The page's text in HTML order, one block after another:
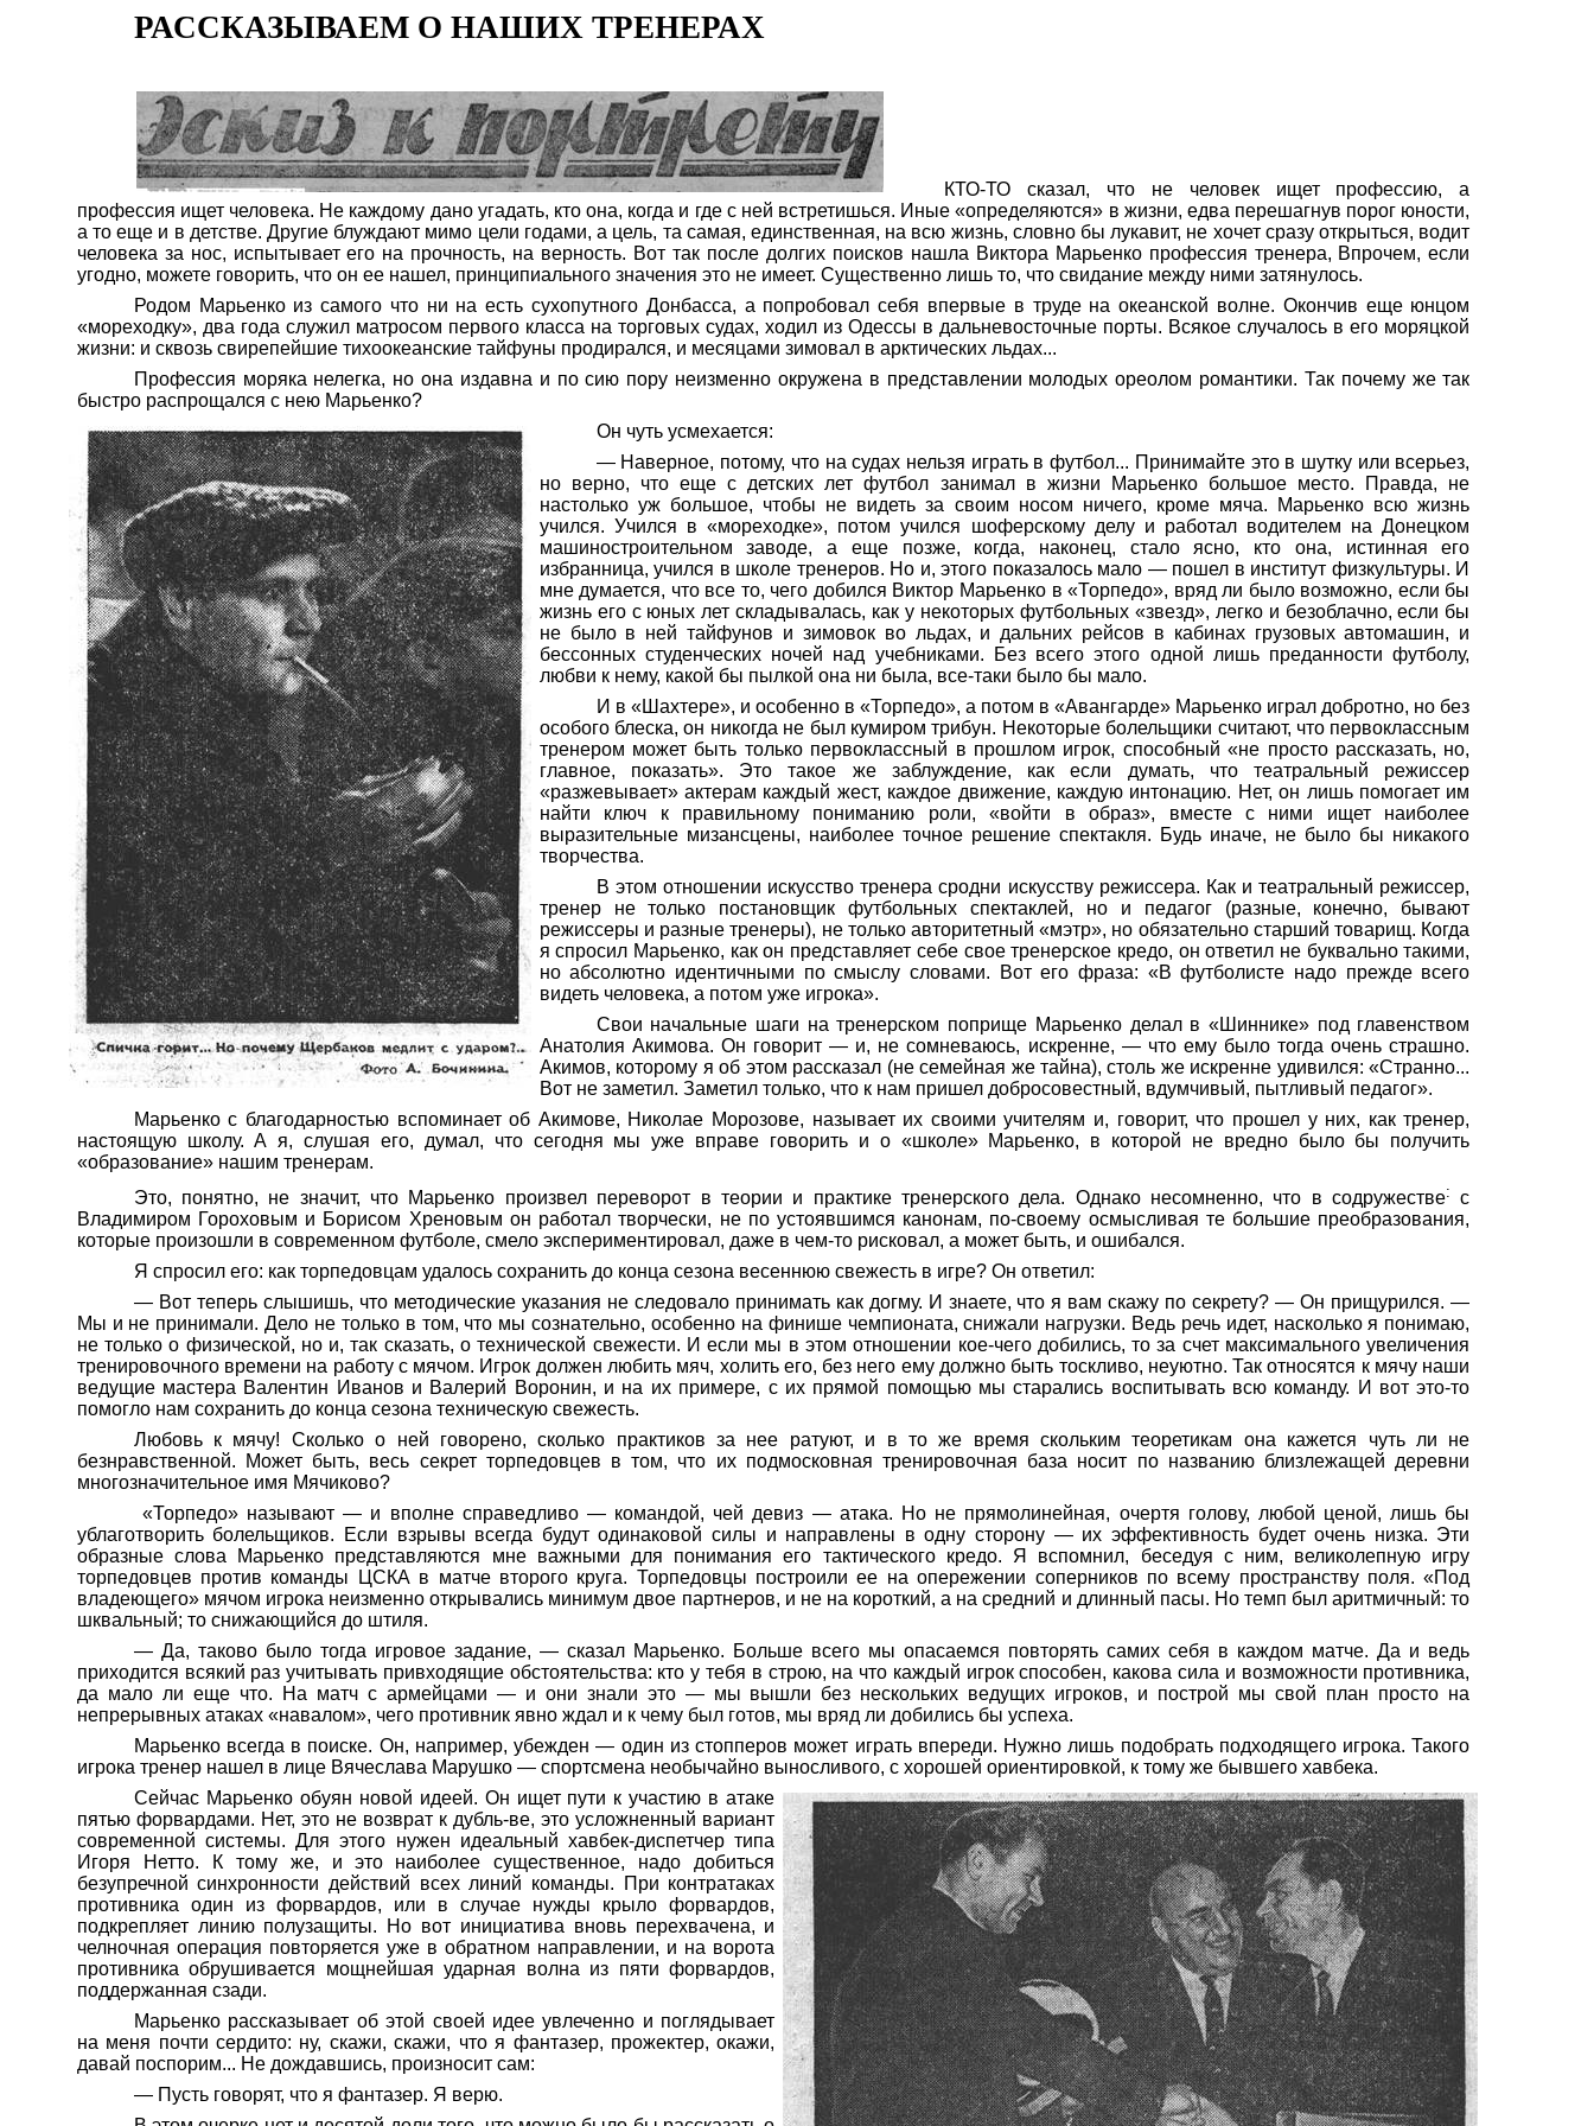
РАССКАЗЫВАЕМ О НАШИХ ТРЕНЕРАХ
КТО-ТО сказал, что не человек ищет профессию, а
профессия ищет человека. Не каждому дано угадать, кто она, когда и где с ней встретишься. Иные «определяются» в жизни, едва перешагнув порог юности,
а то еще и в детстве. Другие блуждают мимо цели годами, а цель, та самая, единственная, на всю жизнь, словно бы лукавит, не хочет сразу открыться, водит
человека за нос, испытывает его на прочность, на верность. Вот так после долгих поисков нашла Виктора Марьенкопрофессия тренера, Впрочем, если
угодно, можете говорить, что он ее нашел, принципиального значения это не имеет. Существенно лишь то, что свидание между ними затянулось.
Родом Марьенко изсамого что ни на есть сухопутного Донбасса, а попробовал себя впервые в труде на океанской волне. Окончив еще юнцом
«мореходку», два года служил матросом первого класса на торговых судах, ходил из Одессы в дальневосточные порты. Всякое случалось в его моряцкой
жизни: и сквозь свирепейшие тихоокеанские тайфуны продирался, и месяцами зимовал в арктических льдах...
Профессия моряка нелегка, но она издавна и по сию пору неизменно окружена в представлении молодых ореолом романтики. Так почему же так
быстро распрощался с нею Марьенко?
Он чуть усмехается:
— Наверное, потому, что на судах нельзя играть в футбол... Принимайте это в шутку или всерьез,
но верно, что еще с детских лет футбол занимал в жизни
Марьенкобольшое место. Правда, не
настолько уж большое, чтобы не видеть за своим носом ничего, кроме мяча.
Марьенко всю жизнь
учился. Учился в «мореходке», потом учился шоферскому делу и работал водителем на Донецком
машиностроительном заводе, а еще позже, когда, наконец, стало ясно, кто она, истинная его
избранница, учился в школе тренеров. Но и, этого показалось мало — пошел в институт физкультуры. И
мне думается, что все то, чего добился Виктор Марьенко в «Торпедо», вряд ли было возможно, если бы
жизнь его с юных лет складывалась, как у некоторых футбольных «звезд», легко и безоблачно, если бы
не было в ней тайфунов и зимовок во льдах, и дальних рейсов в кабинах грузовых автомашин, и
бессонных студенческих ночей над учебниками. Без всего этого одной лишь преданности футболу,
любви к нему, какой бы пылкой она ни была, все-таки было бы мало.
И в «Шахтере», и особенно в «Торпедо», а потом в «Авангарде» Марьенко играл добротно, но без
особого блеска, он никогда не был кумиром трибун. Некоторые болельщики считают, что первоклассным
тренером может быть только первоклассный в прошлом игрок, способный «не просто рассказать, но,
главное, показать». Это такое же заблуждение, как если думать, что театральный режиссер
«разжевывает» актерам каждый жест, каждое движение, каждую интонацию. Нет, он лишь помогает им
найти ключ к правильному пониманию роли, «войти в образ», вместе с ними ищет наиболее
выразительные мизансцены, наиболее точное решение спектакля. Будь иначе, не было бы никакого
творчества.
В этом отношении искусство тренера сродни искусству режиссера. Как и театральный режиссер,
тренер не только постановщик футбольных спектаклей, но и педагог (разные, конечно, бывают
режиссеры и разные тренеры), не только авторитетный «мэтр», но обязательно старший товарищ. Когда
я спросил Марьенко, как он представляет себе свое тренерское кредо, он ответил не буквально такими,
но абсолютно идентичными по смыслу словами. Вот его фраза: «В футболисте надо прежде всего
видеть человека, а потом уже игрока».
Свои начальные шаги на тренерском поприще Марьенкоделал в «Шиннике» под главенством
Анатолия Акимова. Он говорит — и, не сомневаюсь, искренне, — что ему было тогда очень страшно.
Акимов, которому я об этом рассказал (не семейная же тайна), столь же искренне удивился: «Странно...
Вот не заметил. Заметил только, что к нам пришел добросовестный, вдумчивый, пытливый педагог».
Марьенкос благодарностью вспоминает об Акимове, Николае Морозове, называет их своими учителям и, говорит, что прошел у них, как тренер,
настоящую школу. А я, слушая его, думал, что сегодня мы уже вправе говорить и о «школе» Марьенко, в которой не вредно было бы получить
«образование» нашим тренерам.
Это, понятно, не значит, что Марьенко произвел переворот в теории и практике тренерского дела. Однако несомненно, что в содружестве: с
Владимиром Гороховым и Борисом Хреновым он работал творчески, не по устоявшимся канонам, по-своему осмысливая те большие преобразования,
которые произошли в современном футболе, смело экспериментировал, даже в чем-то рисковал, а может быть, и ошибался.
Я спросил его: как торпедовцам удалось сохранить до конца сезона весеннюю свежесть в игре? Он ответил:
— Вот теперь слышишь, что методические указания не следовало принимать как догму. И знаете, что я вам скажу по секрету? — Он прищурился. —
Мы и не принимали. Дело не только в том, что мы сознательно, особенно на финише чемпионата, снижали нагрузки. Ведь речь идет, насколько я понимаю,
не только о физической, но и, так сказать, о технической свежести. И если мы в этом отношении кое-чего добились, то за счет максимального увеличения
тренировочного времени на работу с мячом. Игрок должен любить мяч, холить его, без него ему должно быть тоскливо, неуютно. Так относятся к мячу наши
ведущие мастера Валентин Иванов и Валерий Воронин, и на их примере, с их прямой помощью мы старались воспитывать всю команду. И вот это-то
помогло нам сохранить до конца сезона техническую свежесть.
Любовь к мячу! Сколько о ней говорено, сколько практиков за нее ратуют, и в то же время скольким теоретикам она кажется чуть ли не
безнравственной. Может быть, весь секрет торпедовцев в том, что их подмосковная тренировочная база носит по названию близлежащей деревни
многозначительное имя Мячиково?
«Торпедо» называют — и вполне справедливо — командой, чей девиз — атака. Но не прямолинейная, очертя голову, любой ценой, лишь бы
ублаготворить болельщиков. Если взрывы всегда будут одинаковой силы и направлены в одну сторону — их эффективность будет очень низка. Эти
образные слова
Марьенко представляются мне важными для понимания его тактического кредо. Я вспомнил, беседуя с ним, великолепную игру
торпедовцев против команды ЦСКА в матче второго круга. Торпедовцы построили ее на опережении соперников по всему пространству поля.«Под
владеющего» мячом игрока неизменно открывались минимум двое партнеров, и не на короткий, а на средний и длинный пасы. Но темп был аритмичный: то
шквальный; то снижающийся до штиля.
— Да, таково было тогда игровое задание, — сказал Марьенко. Больше всего мы опасаемся повторять самих себя в каждом матче. Да и ведь
приходится всякий раз учитывать привходящие обстоятельства: кто у тебя в строю, на что каждый игрок способен, какова сила и возможности противника,
да мало ли еще что. На матч с армейцами — и они знали это — мы вышли без нескольких ведущих игроков, и построй мы свой план просто на
непрерывных атаках «навалом», чего противник явно ждал и к чему был готов, мы вряд ли добились бы успеха.
Марьенковсегда в поиске. Он, например, убежден — один из стопперов может играть впереди. Нужно лишь подобрать подходящего игрока. Такого
игрока тренер нашел в лице Вячеслава Марушко— спортсмена необычайно выносливого, с хорошей ориентировкой, к тому же бывшего хавбека.
Сейчас Марьенко обуян новой идеей. Он ищет пути к участию в атаке
пятью форвардами. Нет, это не возврат к дубль-ве, это усложненный вариант
современной системы. Для этого нужен идеальный хавбек-диспетчер типа
Игоря Нетто. К тому же, и это
наиболее существенное, надо добиться
безупречной синхронности действий всех линий команды. При контратаках
противника один из форвардов, или в случае нужды крыло форвардов,
подкрепляет линию полузащиты. Но вот инициатива вновь перехвачена, и
челночная операция повторяется уже в обратном направлении, и на ворота
противника обрушивается мощнейшая ударная волна из пяти форвардов,
поддержанная сзади.
Марьенкорассказывает об этой своей идее увлеченно и поглядывает
на меня почти сердито: ну, скажи, скажи, что я фантазер, прожектер, окажи,
давай поспорим... Не дождавшись, произносит сам:
— Пусть говорят, что я фантазер. Я верю.